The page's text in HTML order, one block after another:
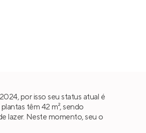
por isso seu status atual é
têm 42 m², sendo
lazer. Neste momento, seu o